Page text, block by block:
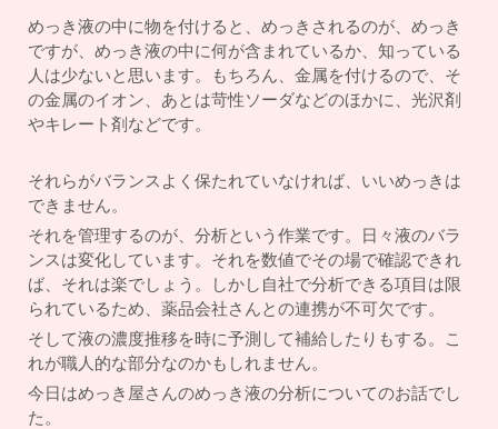
めっき液の中に物を付けると、めっきされるのが、めっき
ですが、めっき液の中に何が含まれているか、知っている
人は少ないと思います。もちろん、金属を付けるので、そ
の金属のイオン、あとは苛性ソーダなどのほかに、光沢剤
やキレート剤などです。
それらがバランスよく保たれていなければ、いいめっきは
できません。
それを管理するのが、分析という作業です。日々液のバラ
ンスは変化しています。それを数値でその場で確認できれ
ば、それは楽でしょう。しかし自社で分析できる項目は限
られているため、薬品会社さんとの連携が不可欠です。
そして液の濃度推移を時に予測して補給したりもする。こ
れが職人的な部分なのかもしれません。
今日はめっき屋さんのめっき液の分析についてのお話でし
た。